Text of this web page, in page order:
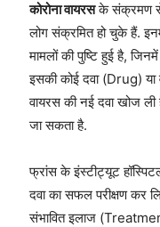
कोरोना वायरसके संक्रमण से
लोग संक्रमित हो चुके हैं.
मामलों की पुष्टि हुई है,
इसकी कोई दवा (Drug)
वायरस की नई दवा खोज
जा सकता है.
फ्रांस के इंस्‍टीट्यूट
दवा का सफल परीक्षण कर
संभावित इलाज